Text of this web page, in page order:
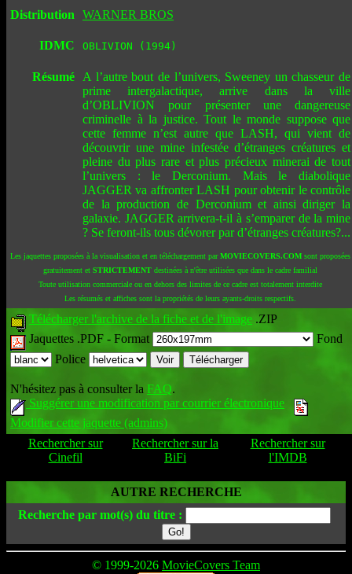
Distribution
WARNER BROS
IDMC OBLIVION (1994)
Résumé
A l’autre bout de l’univers, Sweeney un chasseur de
prime intergalactique, arrive dans la ville
d’OBLIVION pour présenter une dangereuse
criminelle à la justice. Tout le monde suppose que
cette femme n’est autre que LASH, qui vient de
découvrir une mine infestée d’étranges créatures et
pleine du plus rare et plus précieux minerai de tout
l’univers : le Derconium. Mais le diabolique
JAGGER va affronter LASH pour obtenir le contrôle
de la production de Derconium et ainsi diriger la
galaxie. JAGGER arrivera-t-il à s’emparer de la mine
? Se feront-ils tous dévorer par d’étranges créatures?...
Les jaquettes proposées à la visualisation et en téléchargement parMOVIECOVERS.COM sont proposées
gratuitement et STRICTEMENT destinées à n'être utilisées que dans le cadre familial
Toute utilisation commerciale ou en dehors des limites de ce cadre est totalement interdite
Les résumés et affiches sont la propriétés de leurs ayants-droits respectifs.
Télécharger l'archive de la fiche et de l'image .ZIP
Jaquettes .PDF - Format
Fond
Police
N'hésitez pas à consulter la FAQ.
Suggérer une modification par courrier électronique
Modifier cette jaquette (admins)
Rechercher sur
Cinefil
Rechercher sur la
BiFi
Rechercher sur
l'IMDB
AUTRE RECHERCHE
Recherche par mot(s) du titre :
© 1999-2026 MovieCovers Team